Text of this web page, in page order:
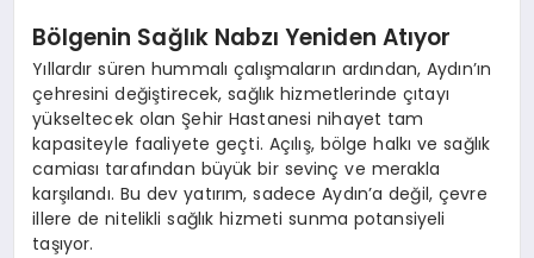
Bölgenin Sağlık Nabzı Yeniden Atıyor
Yıllardır süren hummalı çalışmaların ardından, Aydın’ın
çehresini değiştirecek, sağlık hizmetlerinde çıtayı
yükseltecek olan Şehir Hastanesi nihayet tam
kapasiteyle faaliyete geçti. Açılış, bölge halkı ve sağlık
camiası tarafından büyük bir sevinç ve merakla
karşılandı. Bu dev yatırım, sadece Aydın’a değil, çevre
illere de nitelikli sağlık hizmeti sunma potansiyeli
taşıyor.